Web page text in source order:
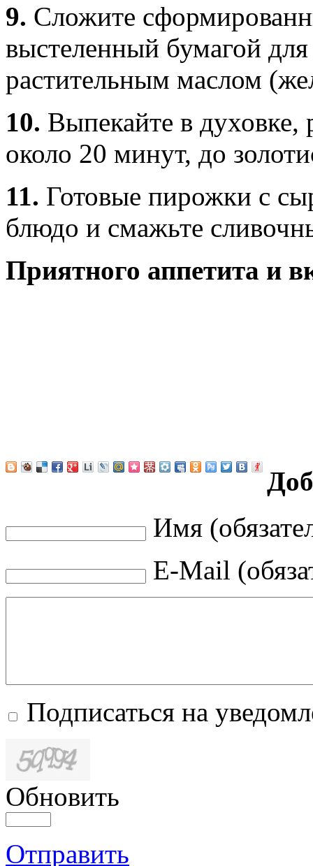
9. Сложите
выстеленный бумагой
растительным маслом
10. Выпекайте в духовке,
около 20 минут, до
11. Готовые пирожки с
блюдо и смажьте
Приятного аппетита и
Имя
E-Mail
Подписаться на
Обновить
Отправить